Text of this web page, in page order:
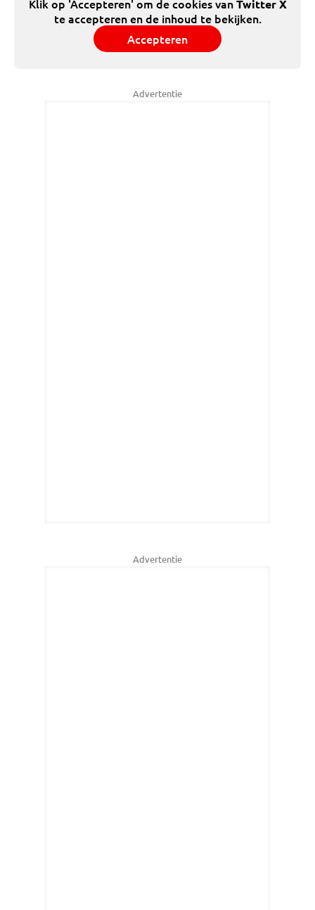
Klik op 'Accepteren' om de cookies vanTwitter X
te accepteren en de inhoud te bekijken.
Accepteren
Advertentie
Advertentie